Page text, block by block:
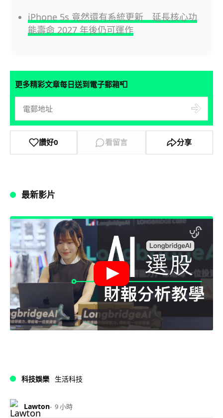
iPhone 5s 竟然還有系統更新 延長核心功
能壽命 2027 年後仍可運作
更多精彩文章每日送到電子郵箱📮
讚好0 看留言 分享
最新影片
科技娛樂 生活科技
Lawton 9 小時